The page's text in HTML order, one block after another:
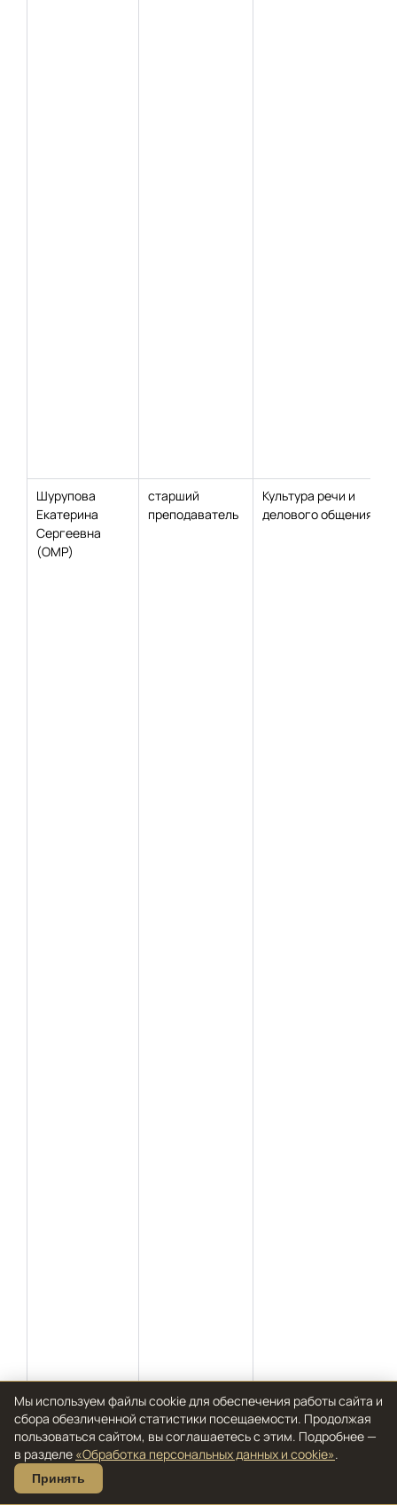
Шурупова
Екатерина
Сергеевна
(ОМР)
старший
преподаватель
Культура речи и
делового общения
Мы используем файлы cookie для обеспечения работы сайта и
сбора обезличенной статистики посещаемости. Продолжая
пользоваться сайтом, вы соглашаетесь с этим. Подробнее —
в разделе «Обработка персональных данных и cookie».
Принять